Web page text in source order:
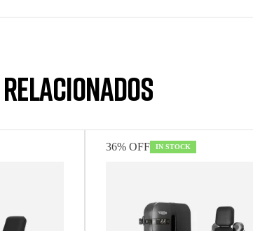
36% OFF IN STOCK